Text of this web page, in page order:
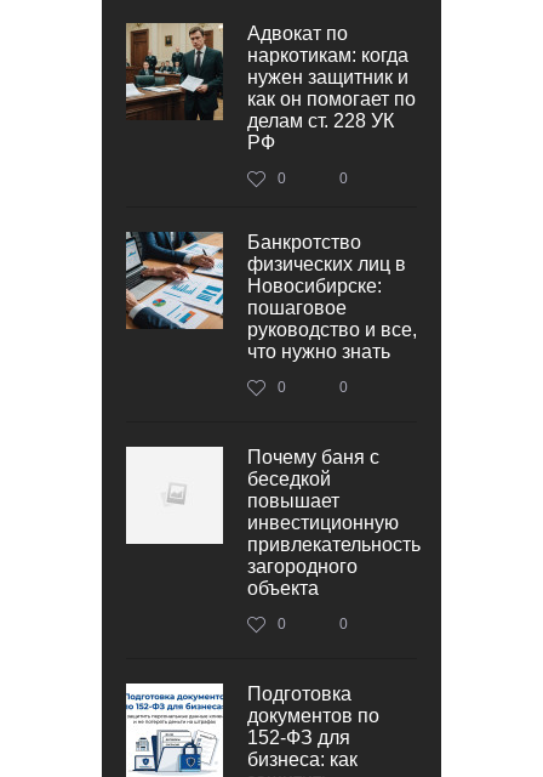
Адвокат по
наркотикам: когда
нужен защитник и
как он помогает по
делам ст. 228 УК
РФ
0 0
Банкротство
физических лиц в
Новосибирске:
пошаговое
руководство и все,
что нужно знать
0 0
Почему баня с
беседкой
повышает
инвестиционную
привлекательность
загородного
объекта
0 0
Подготовка
документов по
152‑ФЗ для
бизнеса: как